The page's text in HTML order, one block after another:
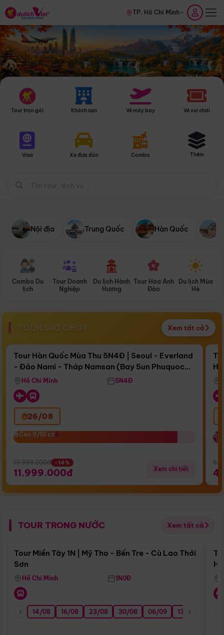
TP. Hồ Chí Minh
Tour trọn gói Khách sạn Vé máy bay Vé vui chơi
Visa Xe đưa đón Combo Thêm
Nội địa Trung Quốc Hàn Quốc
Combo Du
lịch
Tour Doanh
Nghiệp
Du lịch Hành
Hương
Tour Hoa Anh
Đào
Du lịch Mùa
Hè
TOUR GIỜ CHÓT Xem tất cả
Còn16 ngày 21:24:49
Bay Sun Phuquoc Airways
Điểm nổi bật
Tour Hàn Quốc Mùa Thu 5N4Đ | Seoul - Everland
- Đảo Nami - Tháp Namsan (Bay Sun Phuquoc
Airways)
Hồ Chí Minh 5N4Đ
26/08
Còn 9/10 chỗ
Còn 9/10 chỗ
13.999.000đ -14%
11.999.000đ Xem chi tiết
TOUR TRONG NƯỚC Xem tất cả
Điểm nổi bật
Tour Miền Tây 1N | Mỹ Tho - Bến Tre - Cù Lao Thới
Sơn
Hồ Chí Minh 1N0Đ
14/08 16/08 23/08 30/08 06/09 13/09